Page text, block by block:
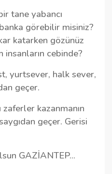
tane yabancı
görebilir misiniz?
katarken gözünüz
insanların cebinde?
yurtsever, halk sever,
geçer.
zaferler kazanmanın
geçer. Gerisi
GAZİANTEP...